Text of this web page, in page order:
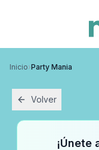
Inicio›Party Mania
Volver
¡Únete